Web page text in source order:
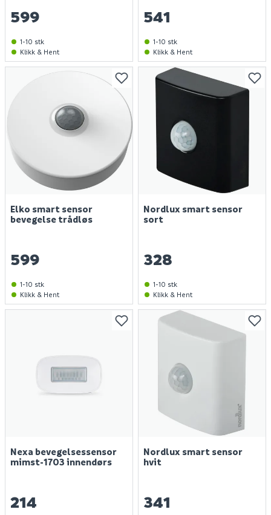
599
1-10 stk
Klikk & Hent
541
1-10 stk
Klikk & Hent
Elko smart sensor
bevegelse trådløs
599
1-10 stk
Klikk & Hent
Nordlux smart sensor
sort
328
1-10 stk
Klikk & Hent
Nexa bevegelsessensor
mimst-1703 innendørs
214
Nordlux smart sensor
hvit
341